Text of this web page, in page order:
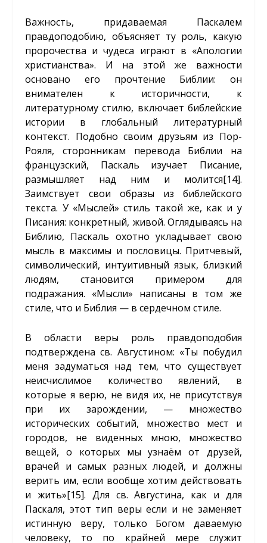
Важность, придаваемая Паскалем
правдоподобию, объясняет ту роль, какую
пророчества и чудеса играют в «Апологии
христианства». И на этой же важности
основано его прочтение Библии: он
внимателен к историчности, к
литературному стилю, включает библейские
истории в глобальный литературный
контекст. Подобно своим друзьям из Пор-
Рояля, сторонникам перевода Библии на
французский, Паскаль изучает Писание,
размышляет над ним и молится[14].
Заимствует свои образы из библейского
текста. У «Мыслей» стиль такой же, как и у
Писания: конкретный, живой. Оглядываясь на
Библию, Паскаль охотно укладывает свою
мысль в максимы и пословицы. Притчевый,
символический, интуитивный язык, близкий
людям, становится примером для
подражания. «Мысли» написаны в том же
стиле, что и Библия — в сердечном стиле.
В области веры роль правдоподобия
подтверждена св. Августином: «Ты побудил
меня задуматься над тем, что существует
неисчислимое количество явлений, в
которые я верю, не видя их, не присутствуя
при их зарождении, — множество
исторических событий, множество мест и
городов, не виденных мною, множество
вещей, о которых мы узнаём от друзей,
врачей и самых разных людей, и должны
верить им, если вообще хотим действовать
и жить»[15]. Для св. Августина, как и для
Паскаля, этот тип веры если и не заменяет
истинную веру, только Богом даваемую
человеку, то по крайней мере служит